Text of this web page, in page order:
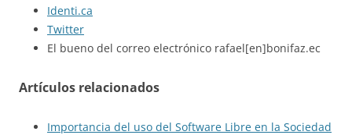
Identi.ca
Twitter
El bueno del correo electrónico rafael[en]bonifaz.ec
Artículos relacionados
Importancia del uso del Software Libre en la Sociedad